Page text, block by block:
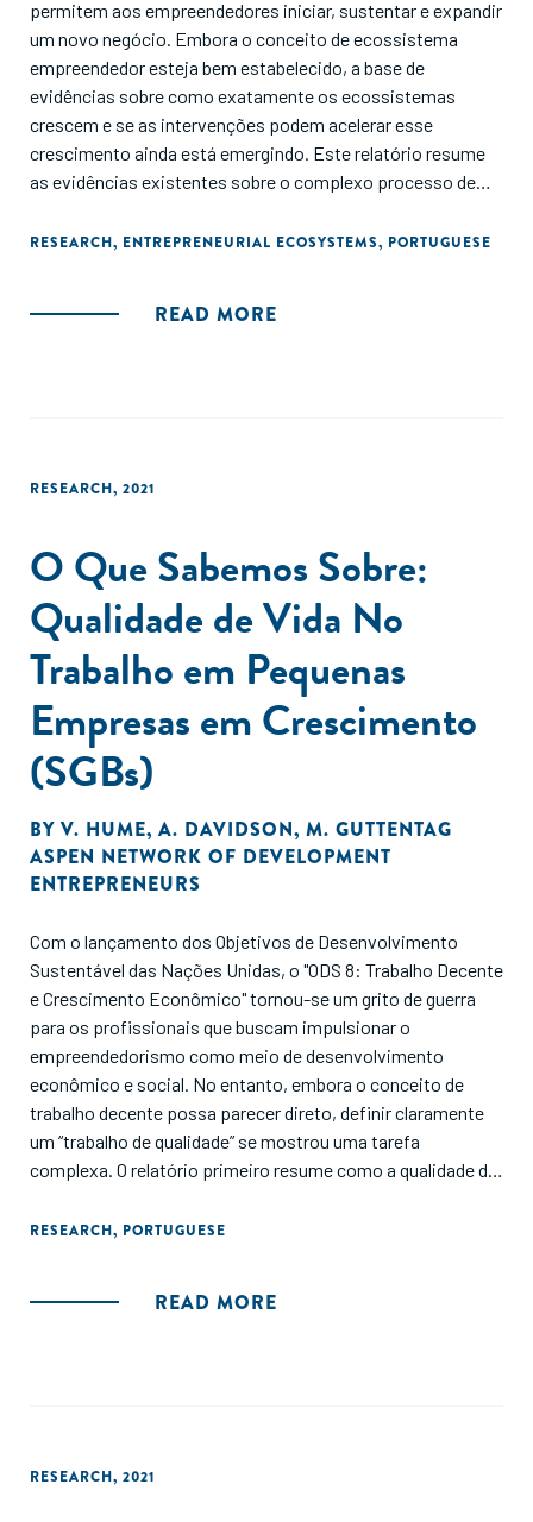
permitem aos empreendedores iniciar, sustentar e expandir
um novo negócio. Embora o conceito de ecossistema
empreendedor esteja bem estabelecido, a base de
evidências sobre como exatamente os ecossistemas
crescem e se as intervenções podem acelerar esse
crescimento ainda está emergindo. Este relatório resume
as evidências existentes sobre o complexo processo de
lições importantes da literatura.
RESEARCH, ENTREPRENEURIAL ECOSYSTEMS, PORTUGUESE
READ MORE
RESEARCH, 2021
O Que Sabemos Sobre:
Qualidade de Vida No
Trabalho em Pequenas
Empresas em Crescimento
(SGBs)
BY V. HUME, A. DAVIDSON, M. GUTTENTAG
ASPEN NETWORK OF DEVELOPMENT
ENTREPRENEURS
Com o lançamento dos Objetivos de Desenvolvimento
Sustentável das Nações Unidas, o "ODS 8: Trabalho Decente
e Crescimento Econômico" tornou-se um grito de guerra
para os profissionais que buscam impulsionar o
empreendedorismo como meio de desenvolvimento
econômico e social. No entanto, embora o conceito de
trabalho decente possa parecer direto, definir claramente
um “trabalho de qualidade” se mostrou uma tarefa
complexa. O relatório primeiro resume como a qualidade de
fornece uma visão geral das evidências atuais sobre a
RESEARCH, PORTUGUESE
READ MORE
RESEARCH, 2021